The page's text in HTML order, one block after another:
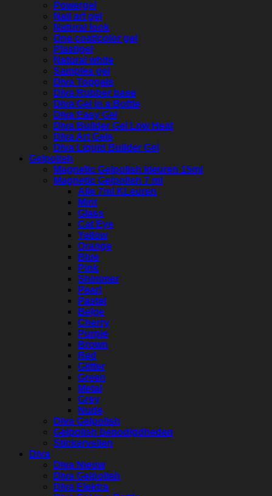
Powergel
Nail art gel
Natural look
One coat/color gel
Plastigel
Natural white
Samples gel
Diva Topgels
Diva Rubber base
Diva Gel in a Bottle
Diva Easy Gel
Diva Builder Gel Low Heat
Diva Art Gels
Diva Liquid Builder Gel
Gelpolish
Magnetic Gelpolish kleuren 15ml
Magnetic Gelpolish 7 ml
Alle 7ml KLeuren
Mint
Glass
Cat Eye
Yellow
Orange
Blue
Pink
Shimmer
Pearl
Pastel
Beige
Cherry
Purple
Brown
Red
Glitter
Green
Metal
Grey
Nude
Diva Gelpolish
Gelpolish benodigdheden
Stickervellen
Diva
Diva Nieuw
Diva Gelpolish
Diva Elektra